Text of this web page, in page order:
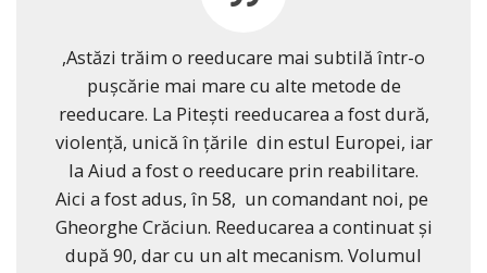
,Astăzi trăim o reeducare mai subtilă într-o
pușcărie mai mare cu alte metode de
reeducare. La Pitești reeducarea a fost dură,
violență, unică în țările din estul Europei, iar
la Aiud a fost o reeducare prin reabilitare.
Aici a fost adus, în 58, un comandant noi, pe
Gheorghe Crăciun. Reeducarea a continuat și
după 90, dar cu un alt mecanism. Volumul